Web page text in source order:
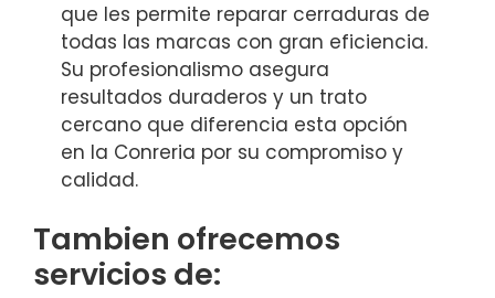
que les permite reparar cerraduras de
todas las marcas con gran eficiencia.
Su profesionalismo asegura
resultados duraderos y un trato
cercano que diferencia esta opción
en la Conreria por su compromiso y
calidad.
Tambien ofrecemos
servicios de: